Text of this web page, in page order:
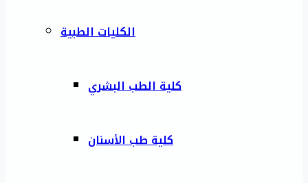
الكليات الطبية
كلية الطب البشري
كلية طب الأسنان